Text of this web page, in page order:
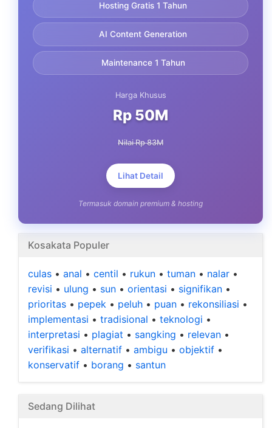
Hosting Gratis 1 Tahun
AI Content Generation
Maintenance 1 Tahun
Harga Khusus
Rp 50M
Nilai Rp 83M
Lihat Detail
Termasuk domain premium & hosting
Kosakata Populer
culas • anal • centil • rukun • tuman • nalar •
revisi • ulung • sun • orientasi • signifikan •
prioritas • pepek • peluh • puan • rekonsiliasi •
implementasi • tradisional • teknologi •
interpretasi • plagiat • sangking • relevan •
verifikasi • alternatif • ambigu • objektif •
konservatif • borang • santun
Sedang Dilihat